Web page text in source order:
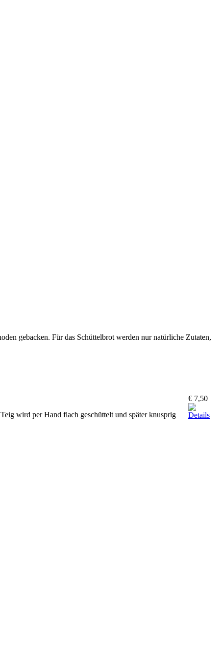
gebacken. Für das Schüttelbrot werden nur natürliche Zutaten,
wird per Hand flach geschüttelt und später knusprig
€ 7,50